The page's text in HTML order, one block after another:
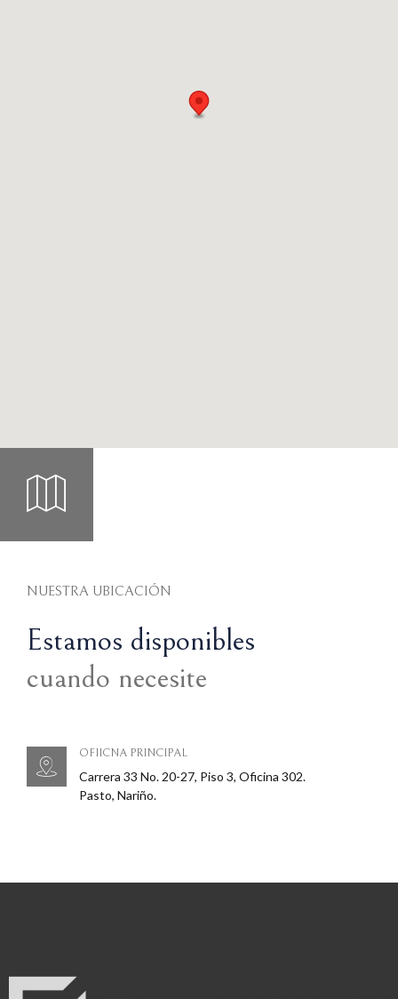
NUESTRA UBICACIÓN
Estamos disponibles
cuando necesite
OFIICNA PRINCIPAL
Carrera 33 No. 20-27, Piso 3, Oficina 302.
Pasto, Nariño.